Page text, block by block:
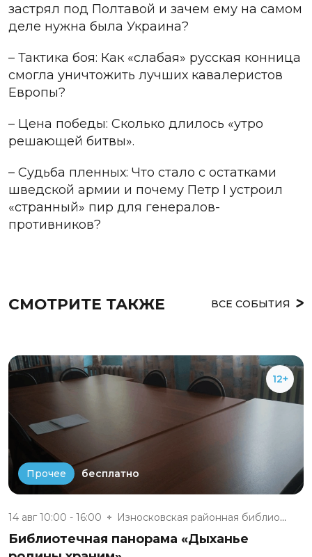
застрял под Полтавой и зачем ему на самом
деле нужна была Украина?
– Тактика боя: Как «слабая» русская конница
смогла уничтожить лучших кавалеристов
Европы?
– Цена победы: Сколько длилось «утро
решающей битвы».
– Судьба пленных: Что стало с остатками
шведской армии и почему Петр I устроил
«странный» пир для генералов-
противников?
СМОТРИТЕ ТАКЖЕ ВСЕ СОБЫТИЯ
12+
Прочее бесплатно
14 авг 10:00 - 16:00 Износковская районная библиоте...
Библиотечная панорама «Дыханье